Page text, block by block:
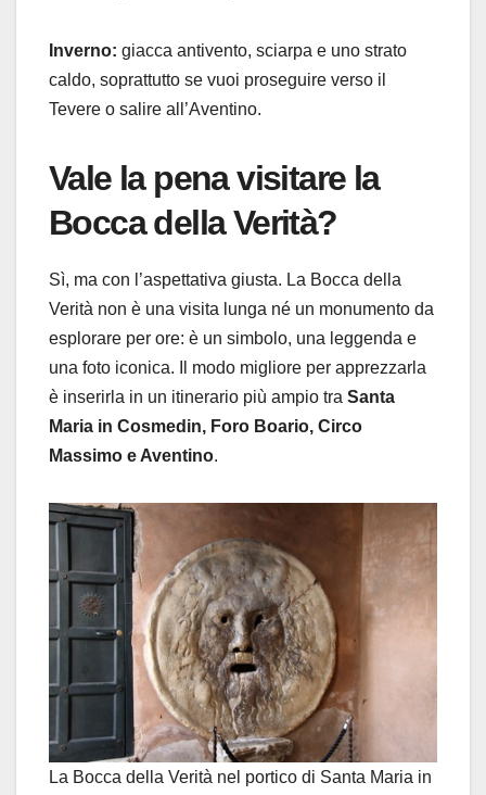
Inverno: giacca antivento, sciarpa e uno strato
caldo, soprattutto se vuoi proseguire verso il
Tevere o salire all’Aventino.
Vale la pena visitare la
Bocca della Verità?
Sì, ma con l’aspettativa giusta. La Bocca della
Verità non è una visita lunga né un monumento da
esplorare per ore: è un simbolo, una leggenda e
una foto iconica. Il modo migliore per apprezzarla
è inserirla in un itinerario più ampio tra Santa
Maria in Cosmedin, Foro Boario, Circo
Massimo e Aventino.
La Bocca della Verità nel portico di Santa Maria in